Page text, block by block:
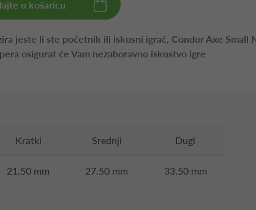
u košaricu
jeste li ste početnik ili iskusni igrač, Condor Axe Small
osigurat će Vam nezaboravno iskustvo igre
Kratki Srednji Dugi
21.50 mm 27.50 mm 33.50 mm